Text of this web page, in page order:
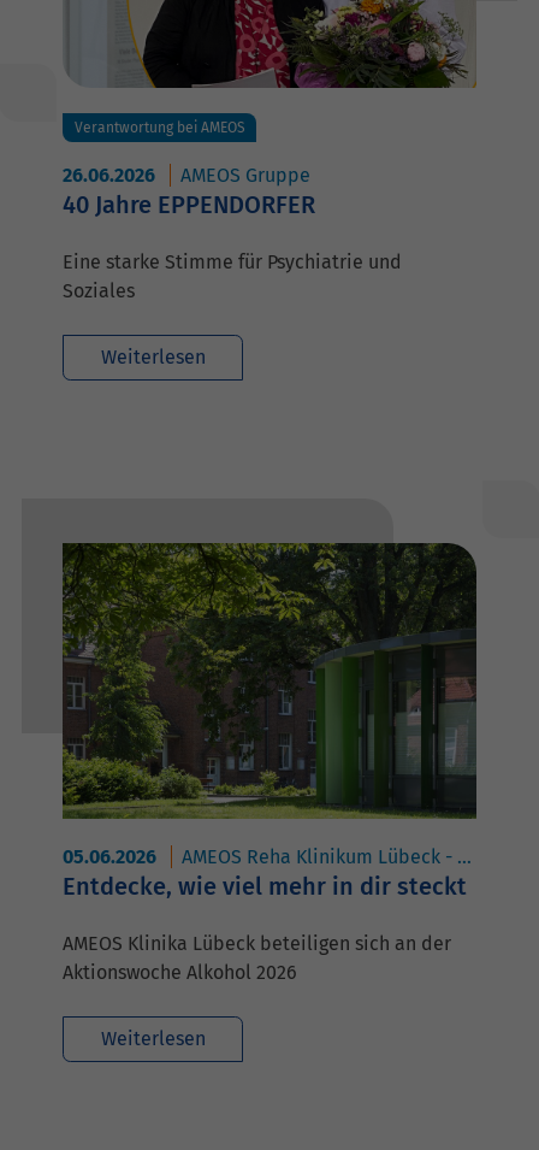
Verantwortung bei AMEOS
26.06.2026 AMEOS Gruppe
40 Jahre EPPENDORFER
Eine starke Stimme für Psychiatrie und
Soziales
Weiterlesen
05.06.2026 AMEOS Reha Klinikum Lübeck - Abhängigkeitserkrankungen
Entdecke, wie viel mehr in dir steckt
AMEOS Klinika Lübeck beteiligen sich an der
Aktionswoche Alkohol 2026
Weiterlesen